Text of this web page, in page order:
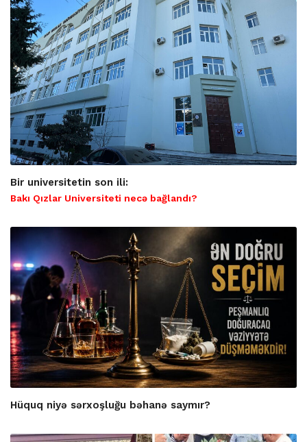
Bir universitetin son ili:
Bakı Qızlar Universiteti necə bağlandı?
Hüquq niyə sərxoşluğu bəhanə saymır?